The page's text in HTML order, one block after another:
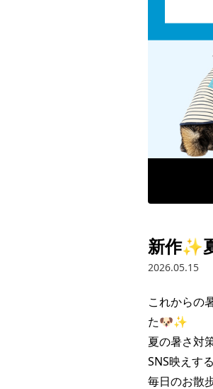
新作✨
2026.05.15
これからの
た🐶✨
夏の暑さ対
SNS映えす
毎日のお散